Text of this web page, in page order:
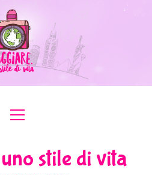
ABOUT ME
MEDIA KIT
menu
BOLOGNAapri
apri
menu
stile di vita